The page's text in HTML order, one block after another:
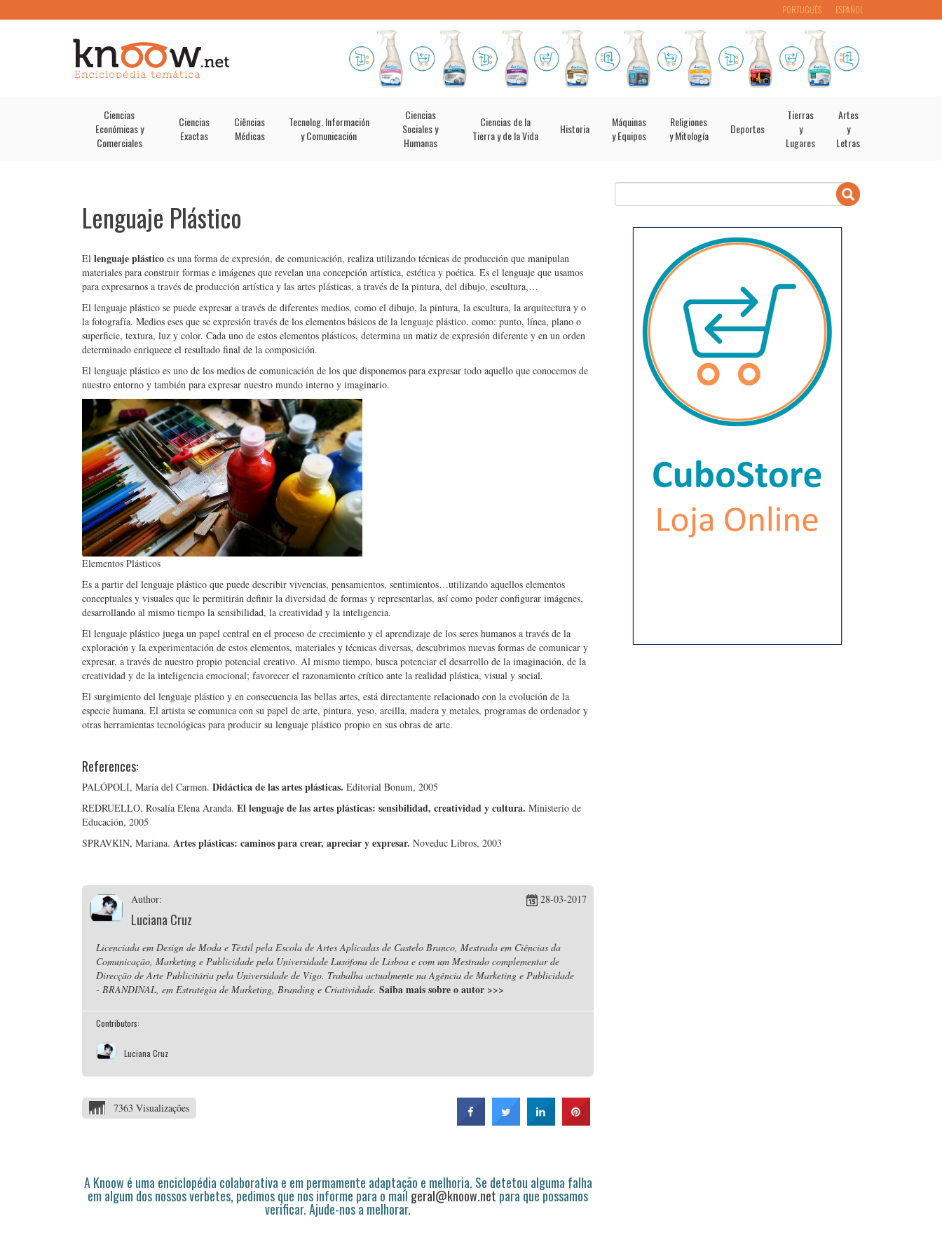
PORTUGUÊS ESPAÑOL
Ciencias
Económicas y
Comerciales
Ciencias
Exactas
Ciências
Médicas
Tecnolog. Información
y Comunicación
Ciencias
Sociales y
Humanas
Ciencias de la
Tierra y de la Vida
Historia
Máquinas
y Equipos
Religiones
y Mitología
Deportes
Tierras
y
Lugares
Artes
y
Letras
Lenguaje Plástico
El lenguaje plástico es una forma de expresión, de comunicación, realiza utilizando técnicas de producción que manipulan
materiales para construir formas e imágenes que revelan una concepción artística, estética y poética. Es el lenguaje que usamos
para expresarnos a través de producción artística y las artes plásticas, a través de la pintura, del dibujo, escultura,…
El lenguaje plástico se puede expresar a través de diferentes medios, como el dibujo, la pintura, la escultura, la arquitectura y o
la fotografía. Medios eses que se expresión través de los elementos básicos de la lenguaje plástico, como: punto, línea, plano o
superficie, textura, luz y color. Cada uno de estos elementos plásticos, determina un matiz de expresión diferente y en un orden
determinado enriquece el resultado final de la composición.
El lenguaje plástico es uno de los medios de comunicación de los que disponemos para expresar todo aquello que conocemos de
nuestro entorno y también para expresar nuestro mundo interno y imaginario.
Elementos Plásticos
Es a partir del lenguaje plástico que puede describir vivencias, pensamientos, sentimientos…utilizando aquellos elementos
conceptuales y visuales que le permitirán definir la diversidad de formas y representarlas, así como poder configurar imágenes,
desarrollando al mismo tiempo la sensibilidad, la creatividad y la inteligencia.
El lenguaje plástico juega un papel central en el proceso de crecimiento y el aprendizaje de los seres humanos a través de la
exploración y la experimentación de estos elementos, materiales y técnicas diversas, descubrimos nuevas formas de comunicar y
expresar, a través de nuestro propio potencial creativo. Al mismo tiempo, busca potenciar el desarrollo de la imaginación, de la
creatividad y de la inteligencia emocional; favorecer el razonamiento crítico ante la realidad plástica, visual y social.
El surgimiento del lenguaje plástico y en consecuencia las bellas artes, está directamente relacionado con la evolución de la
especie humana. El artista se comunica con su papel de arte, pintura, yeso, arcilla, madera y metales, programas de ordenador y
otras herramientas tecnológicas para producir su lenguaje plástico propio en sus obras de arte.
References:
PALÓPOLI, María del Carmen. Didáctica de las artes plásticas. Editorial Bonum, 2005
REDRUELLO, Rosalía Elena Aranda. El lenguaje de las artes plásticas: sensibilidad, creatividad y cultura. Ministerio de
Educación, 2005
SPRAVKIN, Mariana. Artes plásticas: caminos para crear, apreciar y expresar. Noveduc Libros, 2003
Author:
Luciana Cruz
28-03-2017
Licenciada em Design de Moda e Têxtil pela Escola de Artes Aplicadas de Castelo Branco, Mestrada em Ciências da
Comunicação, Marketing e Publicidade pela Universidade Lusófona de Lisboa e com um Mestrado complementar de
Direcção de Arte Publicitária pela Universidade de Vigo. Trabalha actualmente na Agência de Marketing e Publicidade
- BRANDINAL, em Estratégia de Marketing, Branding e Criatividade. Saiba mais sobre o autor >>>
Contributors:
Luciana Cruz
7363 Visualizações
A Knoow é uma enciclopédia colaborativa e em permamente adaptação e melhoria. Se detetou alguma falha
em algum dos nossos verbetes, pedimos que nos informe para o mail geral@knoow.net para que possamos
verificar. Ajude-nos a melhorar.